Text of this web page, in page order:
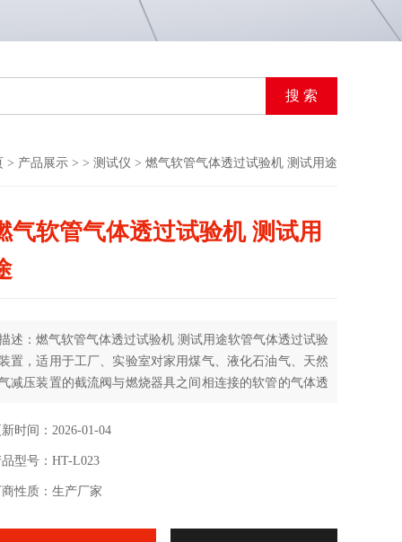
> 产品展示 > > 测试仪 > 燃气软管气体透过试验机 测试用途
气软管气体透过试验机 测试用
述：燃气软管气体透过试验机 测试用途软管气体透过试验
置，适用于工厂、实验室对家用煤气、液化石油气、天然
减压装置的截流阀与燃烧器具之间相连接的软管的气体透
时间：2026-01-04
型号：HT-L023
性质：生产厂家